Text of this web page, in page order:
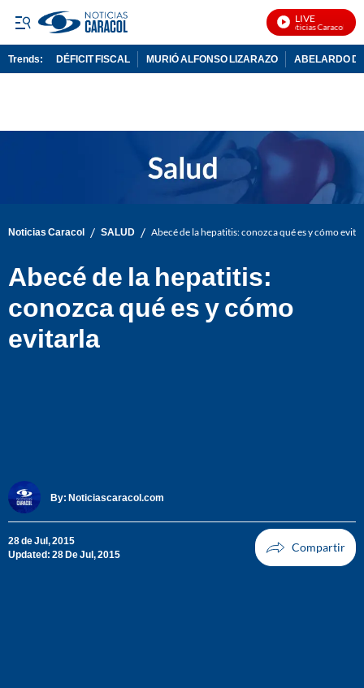
LIVE
Noticias Caracol En
Trends: DÉFICIT FISCAL MURIÓ ALFONSO LIZARAZO ABELARDO
Noticias Caracol / SALUD / Abecé de la hepatitis: conozca qué es y cómo
Abecé de la hepatitis:
conozca qué es y cómo
evitarla
By: Noticiascaracol.com
28 de Jul, 2015
Updated: 28 De Jul, 2015